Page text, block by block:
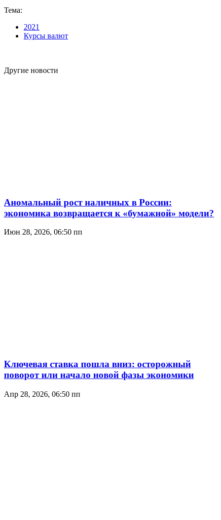
Тема:
2021
Курсы валют
Другие новости
Аномальный рост наличных в России:
экономика возвращается к «бумажной» модели?
Июн 28, 2026, 06:50 пп
Ключевая ставка пошла вниз: осторожный
поворот или начало новой фазы экономики
Апр 28, 2026, 06:50 пп